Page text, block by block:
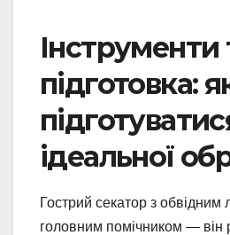
Інструменти
підготовка:
ідеальної
Гострий секатор з обвідним
головним помічником — він